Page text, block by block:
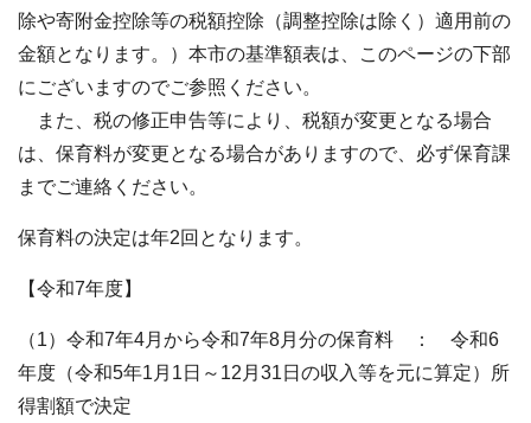
除や寄附金控除等の税額控除（調整控除は除く）適用前の
金額となります。）本市の基準額表は、このページの下部
にございますのでご参照ください。
また、税の修正申告等により、税額が変更となる場合
は、保育料が変更となる場合がありますので、必ず保育課
までご連絡ください。
保育料の決定は年2回となります。
【令和7年度】
（1）令和7年4月から令和7年8月分の保育料 ： 令和6
年度（令和5年1月1日～12月31日の収入等を元に算定）所
得割額で決定